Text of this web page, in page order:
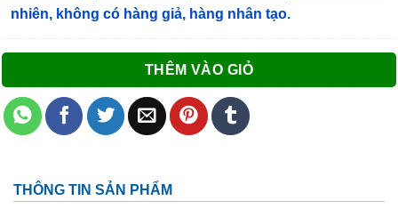
nhiên, không có hàng giả, hàng nhân tạo.
THÊM VÀO GIỎ
THÔNG TIN SẢN PHẨM